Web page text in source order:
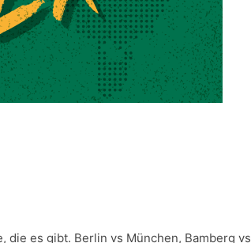
die es gibt. Berlin vs München, Bamberg vs